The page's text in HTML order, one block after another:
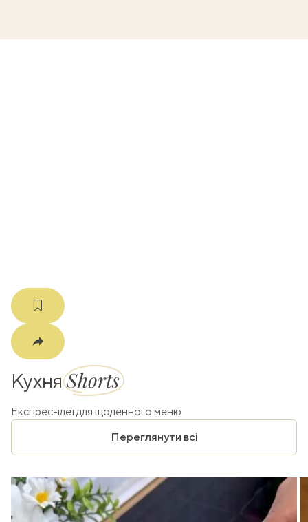
КухняShorts
Експрес-ідеї для щоденного меню
Переглянути всі